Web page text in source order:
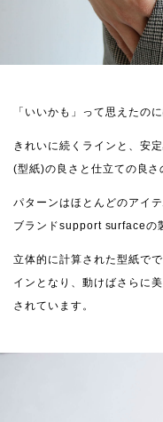
「いいかも」って思えたの
きれいに続くラインと、安
(型紙)の良さと仕立ての良さ
パターンはほとんどのアイ
ブランドsupport surfaceの
立体的に計算された型紙で
インとなり、動けばさらに
されています。